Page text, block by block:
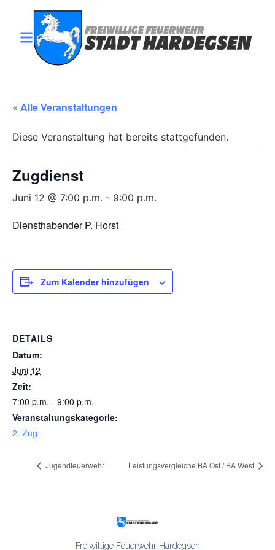
« Alle Veranstaltungen
Diese Veranstaltung hat bereits stattgefunden.
Zugdienst
Juni 12 @ 7:00 p.m. - 9:00 p.m.
Diensthabender P. Horst
Zum Kalender hinzufügen
DETAILS
Datum:
Juni 12
Zeit:
7:00 p.m. - 9:00 p.m.
Veranstaltungskategorie:
2. Zug
Jugendfeuerwehr Leistungsvergleiche BA Ost / BA West
Freiwillige Feuerwehr Hardegsen